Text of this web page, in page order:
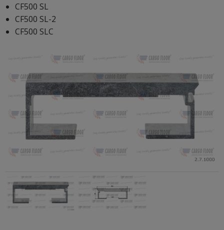
CF500 SL
CF500 SL-2
CF500 SLC